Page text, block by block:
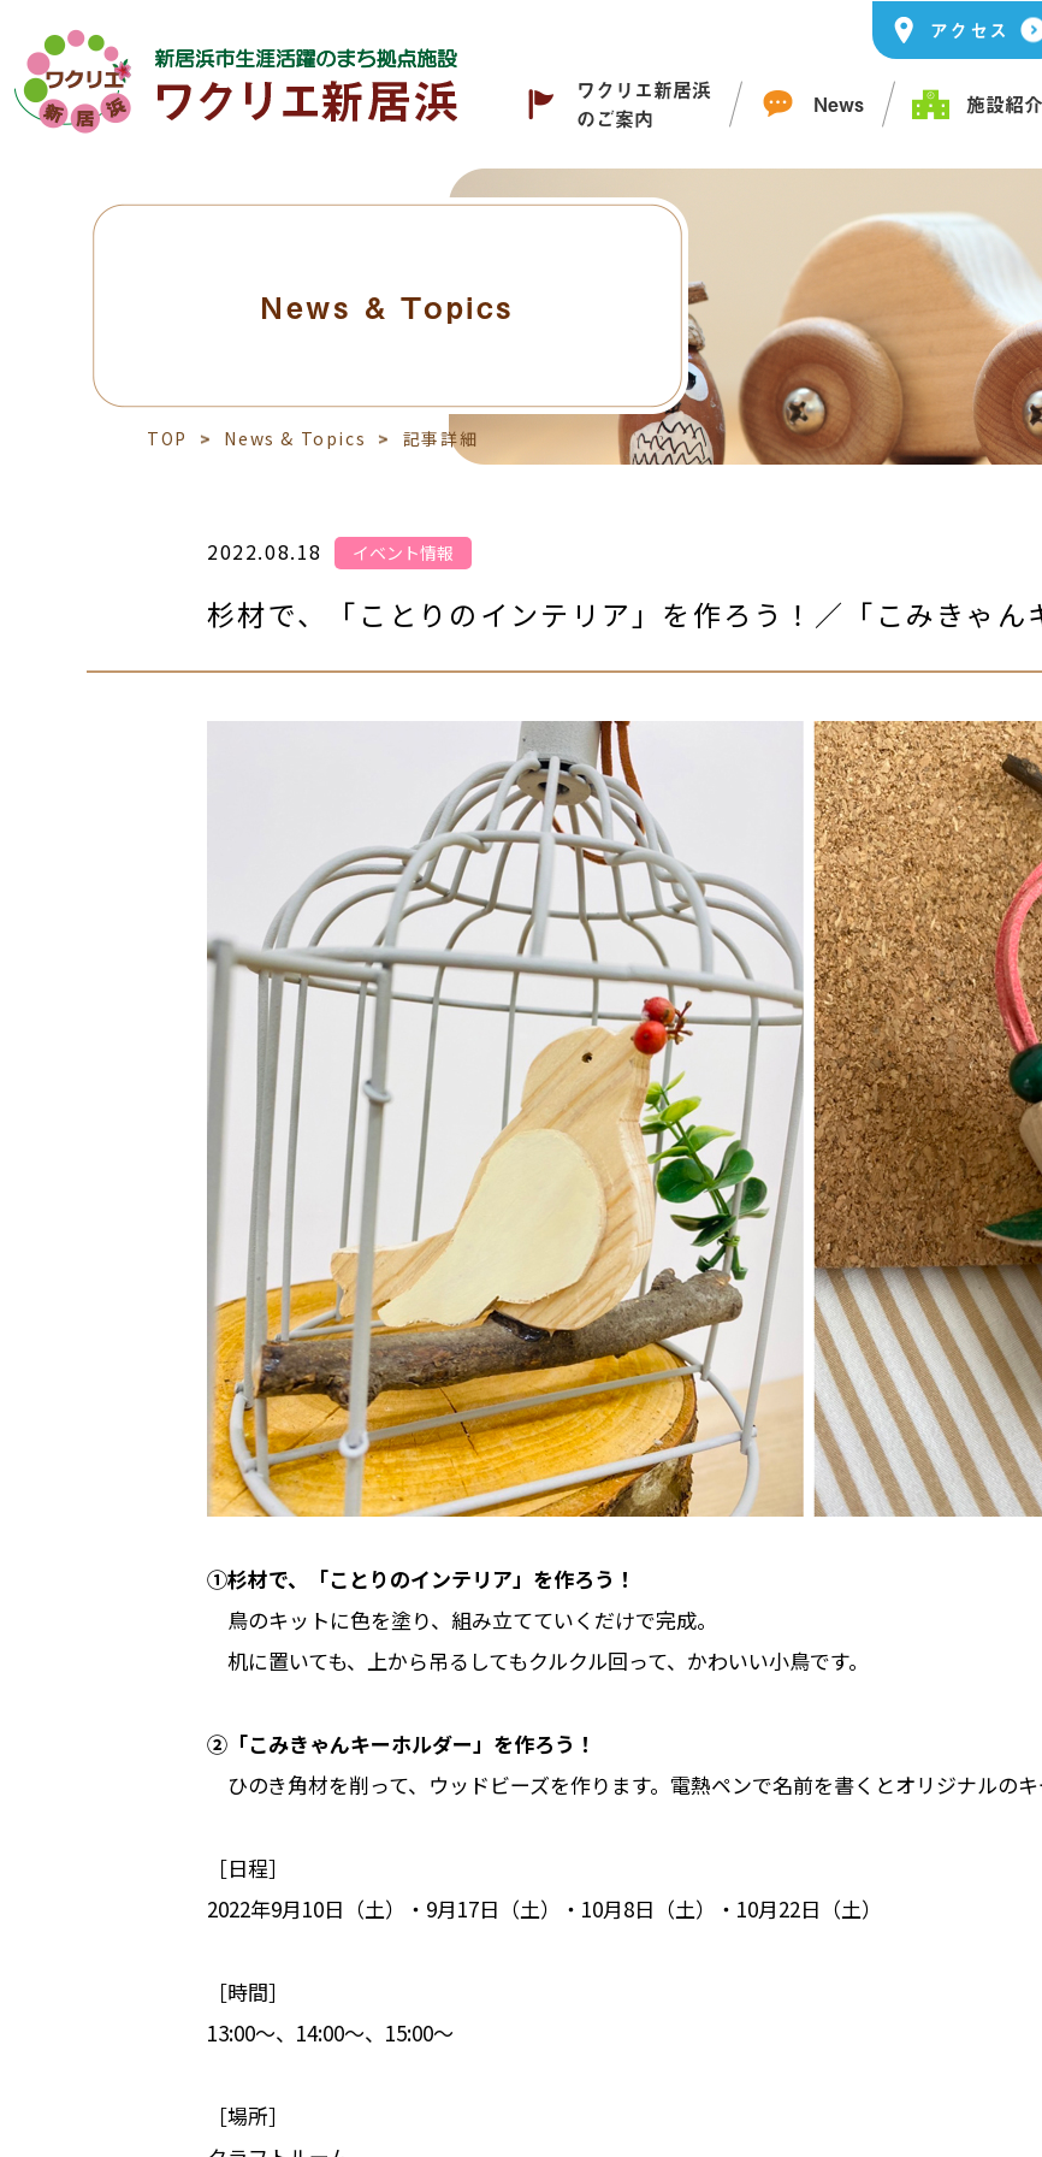
アクセス
ワクリエ新居浜
のご案内
News 施設紹介
News & Topics
TOP News & Topics 記事詳細
2022.08.18 イベント情報
杉材で、「ことりのインテリア」を作ろう！／「こみきゃん
①杉材で、「ことりのインテリア」を作ろう！
鳥のキットに色を塗り、組み立てていくだけで完成。
机に置いても、上から吊るしてもクルクル回って、かわいい小鳥です。
②「こみきゃんキーホルダー」を作ろう！
ひのき角材を削って、ウッドビーズを作ります。電熱ペンで名前を書くとオリジナルのキ
［日程］
2022年9月10日（土）・9月17日（土）・10月8日（土）・10月22日（土）
［時間］
13:00～、14:00～、15:00～
［場所］